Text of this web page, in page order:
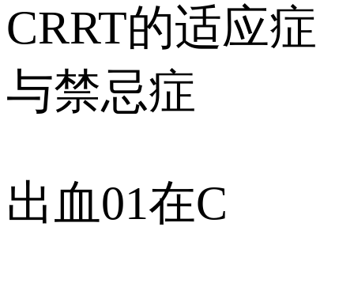
CRRT的适应症
与禁忌症
出血01在C